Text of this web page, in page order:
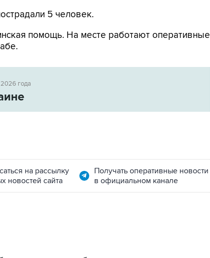
5 человек.
помощь. На месте работают оперативные
года
на рассылку
новостей сайта
Получать оперативные новости
в официальном канале